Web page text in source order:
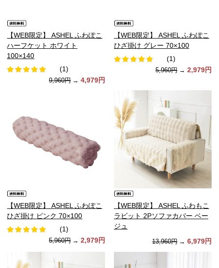
【WEB限定】 ASHEL ふわぽこ
ハーフケット ホワイト
100×140
(1)
9,960円 → 4,979円
【WEB限定】 ASHEL ふわぽこ
ひざ掛け グレー 70×100
(1)
5,960円 → 2,979円
【WEB限定】 ASHEL ふわぽこ
ひざ掛け ピンク 70×100
(1)
5,960円 → 2,979円
【WEB限定】 ASHEL ふわもこ
ラビット 2Pソファカバー ベー
ジュ
13,960円 → 6,979円